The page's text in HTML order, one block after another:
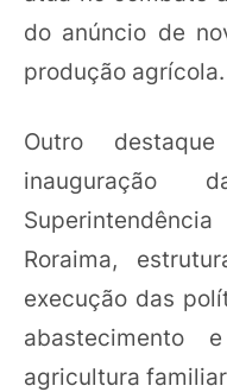
do anúncio de
produção agrícola.
Outro
Roraima,
execução das
abastecimento
agricultura